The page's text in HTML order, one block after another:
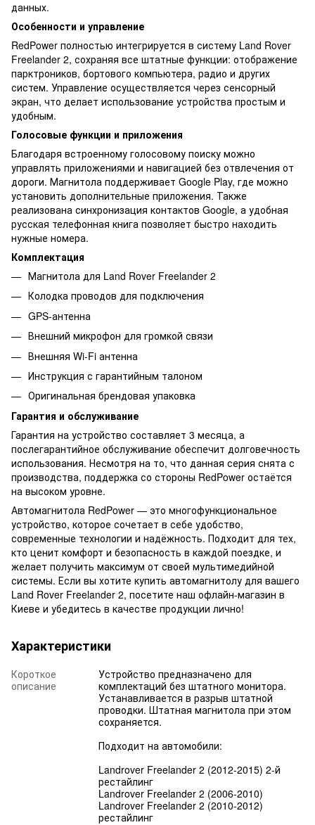
данных.
Особенности и управление
RedPower полностью интегрируется в систему Land Rover
Freelander 2, сохраняя все штатные функции: отображение
парктроников, бортового компьютера, радио и других
систем. Управление осуществляется через сенсорный
экран, что делает использование устройства простым и
удобным.
Голосовые функции и приложения
Благодаря встроенному голосовому поиску можно
управлять приложениями и навигацией без отвлечения от
дороги. Магнитола поддерживает Google Play, где можно
установить дополнительные приложения. Также
реализована синхронизация контактов Google, а удобная
русская телефонная книга позволяет быстро находить
нужные номера.
Комплектация
Магнитола для Land Rover Freelander 2
Колодка проводов для подключения
GPS-антенна
Внешний микрофон для громкой связи
Внешняя Wi-Fi антенна
Инструкция с гарантийным талоном
Оригинальная брендовая упаковка
Гарантия и обслуживание
Гарантия на устройство составляет 3 месяца, а
послегарантийное обслуживание обеспечит долговечность
использования. Несмотря на то, что данная серия снята с
производства, поддержка со стороны RedPower остаётся
на высоком уровне.
Автомагнитола RedPower — это многофункциональное
устройство, которое сочетает в себе удобство,
современные технологии и надёжность. Подходит для тех,
кто ценит комфорт и безопасность в каждой поездке, и
желает получить максимум от своей мультимедийной
системы. Если вы хотите купить автомагнитолу для вашего
Land Rover Freelander 2, посетите наш офлайн-магазин в
Киеве и убедитесь в качестве продукции лично!
Характеристики
Короткое
описание
Устройство предназначено для
комплектаций без штатного монитора.
Устанавливается в разрыв штатной
проводки. Штатная магнитола при этом
сохраняется.
Подходит на автомобили:
Landrover Freelander 2 (2012-2015) 2-й
рестайлинг
Landrover Freelander 2 (2006-2010)
Landrover Freelander 2 (2010-2012)
рестайлинг